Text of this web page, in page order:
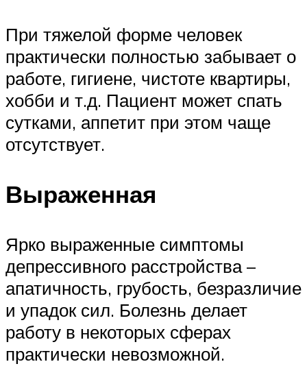
При тяжелой форме человек
практически полностью забывает о
работе, гигиене, чистоте квартиры,
хобби и т.д. Пациент может спать
сутками, аппетит при этом чаще
отсутствует.
Выраженная
Ярко выраженные симптомы
депрессивного расстройства –
апатичность, грубость, безразличие
и упадок сил. Болезнь делает
работу в некоторых сферах
практически невозможной.